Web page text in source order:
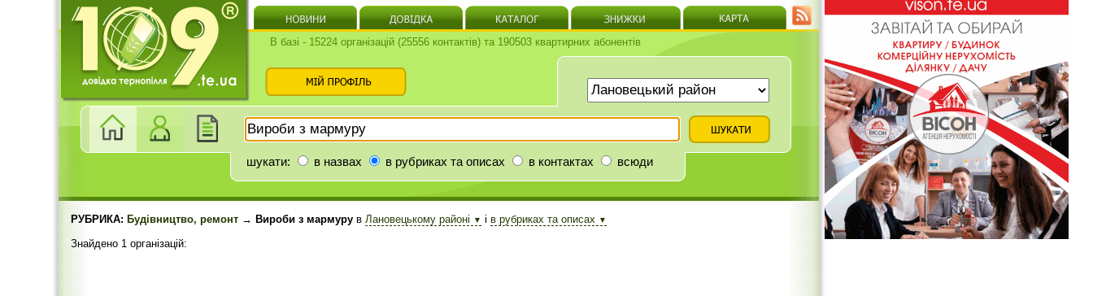
В базі - 15224 організацій (25556 контактів) та 190503 квартирних абонентів
шукати: в назвах в рубриках та описах в контактах всюди
РУБРИКА: Будівництво, ремонт → Вироби з мармуру в Лановецькому районі ▼ і в рубриках та описах ▼
Знайдено 1 організацій: